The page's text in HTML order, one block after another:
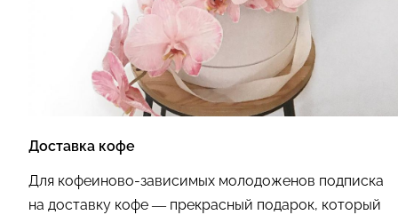
Доставка кофе
Для кофеиново-зависимых молодоженов подписка
на доставку кофе — прекрасный подарок, который